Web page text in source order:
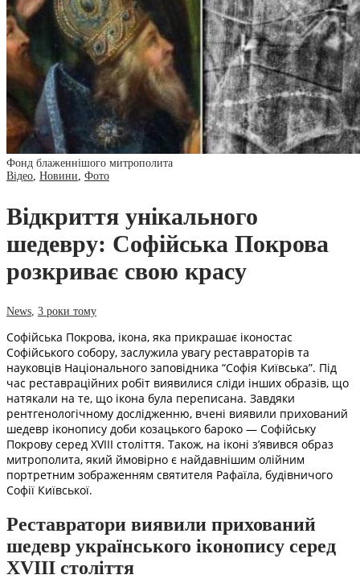
Фонд блаженнішого митрополита
Відео Новини Фото
Відкриття унікального
шедевру: Софійська Покрова
розкриває свою красу
News 3 роки тому
Софійська Покрова, ікона, яка прикрашає іконостас
Софійського собору, заслужила увагу реставраторів та
науковців Національного заповідника “Софія Київська”. Під
час реставраційних робіт виявилися сліди інших образів, що
натякали на те, що ікона була переписана. Завдяки
рентгенологічному дослідженню, вчені виявили прихований
шедевр іконопису доби козацького бароко — Софійську
Покрову серед XVIII століття. Також, на іконі з’явився образ
митрополита, який ймовірно є найдавнішим олійним
портретним зображенням святителя Рафаїла, будівничого
Софії Київської.
Реставратори виявили прихований
шедевр українського іконопису серед
XVIII століття